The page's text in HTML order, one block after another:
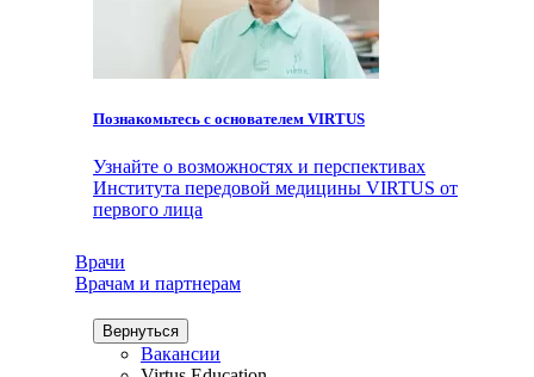
Познакомьтесь с основателем VIRTUS
Узнайте о возможностях и перспективах
Института передовой медицины VIRTUS от
первого лица
Врачи
Врачам и партнерам
Вернуться
Вакансии